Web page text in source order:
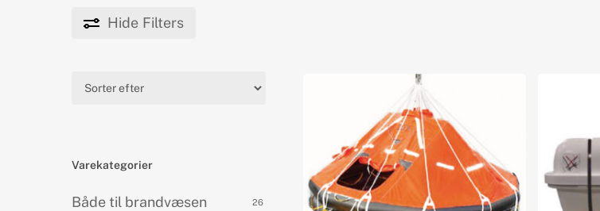
Hide Filters
Varekategorier
Både til brandvæsen 26